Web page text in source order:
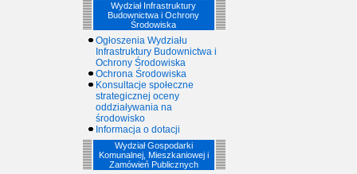
Wydział Infrastruktury
Budownictwa i Ochrony
Środowiska
Ogłoszenia Wydziału
Infrastruktury Budownictwa i
Ochrony Środowiska
Ochrona Środowiska
Konsultacje społeczne
strategicznej oceny
oddziaływania na
środowisko
Informacja o dotacji
Wydział Gospodarki
Komunalnej, Mieszkaniowej i
Zamówień Publicznych